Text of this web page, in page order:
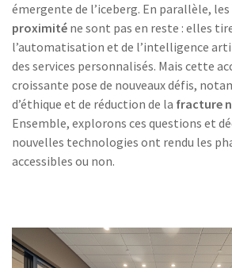
émergente de l’iceberg. En parallèle, les
proximité ne sont pas en reste : elles
l’automatisation et de l’intelligence
des services personnalisés. Mais cette
croissante pose de nouveaux défis,
d’éthique et de réduction de la fracture
Ensemble, explorons ces questions et
nouvelles technologies ont rendu les
accessibles ou non.